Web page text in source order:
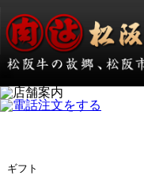
ギフト